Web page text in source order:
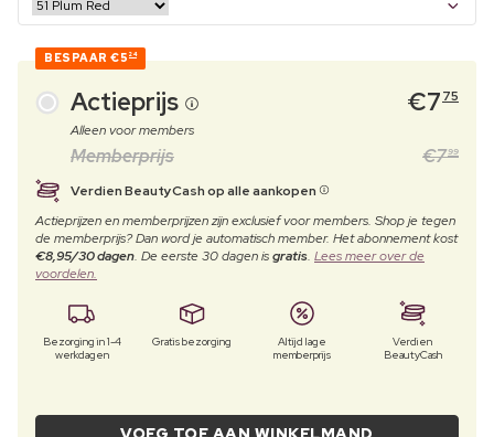
BESPAAR €5 24
Actieprijs €7 75
Alleen voor members
Memberprijs €799
Verdien BeautyCash op alle aankopen
Actieprijzen en memberprijzen zijn exclusief voor members. Shop je tegen
de memberprijs? Dan word je automatisch member. Het abonnement kost
€8,95/30 dagen. De eerste 30 dagen isgratis. Lees meer over de
voordelen.
Bezorging in 1-4
werkdagen
Gratis bezorging
Altijd lage
memberprijs
Verdien
BeautyCash